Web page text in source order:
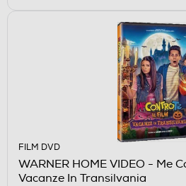
FILM DVD
WARNER HOME VIDEO - Me
Vacanze In Transilvania